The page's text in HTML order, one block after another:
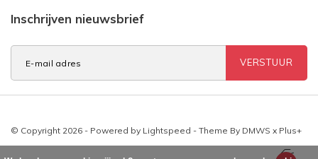
Inschrijven nieuwsbrief
VERSTUUR
© Copyright 2026 - Powered by Lightspeed - Theme By DMWS x Plus+